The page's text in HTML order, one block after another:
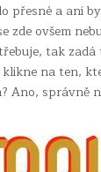
přesné a ani
zde ovšem
tak
na ten,
Ano, správně